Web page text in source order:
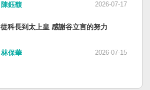
陳鈺馥 2026-07-17
從科長到太上皇 感謝谷立言的努力
林保華 2026-07-15